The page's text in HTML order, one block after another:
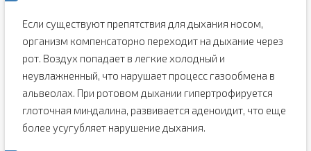
Если существуют препятствия для дыхания носом,
организм компенсаторно переходит на дыхание через
рот. Воздух попадает в легкие холодный и
неувлажненный, что нарушает процесс газообмена в
альвеолах. При ротовом дыхании гипертрофируется
глоточная миндалина, развивается аденоидит, что еще
более усугубляет нарушение дыхания.